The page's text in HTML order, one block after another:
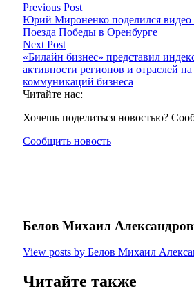
Previous Post
Юрий Мироненко поделился видео
Поезда Победы в Оренбурге
Next Post
«Билайн бизнес» представил
активности регионов и отраслей
коммуникаций бизнеса
Читайте нас:
Хочешь поделиться новостью?
Сообщить новость
Белов Михаил
View posts by Белов Михаил
Читайте также